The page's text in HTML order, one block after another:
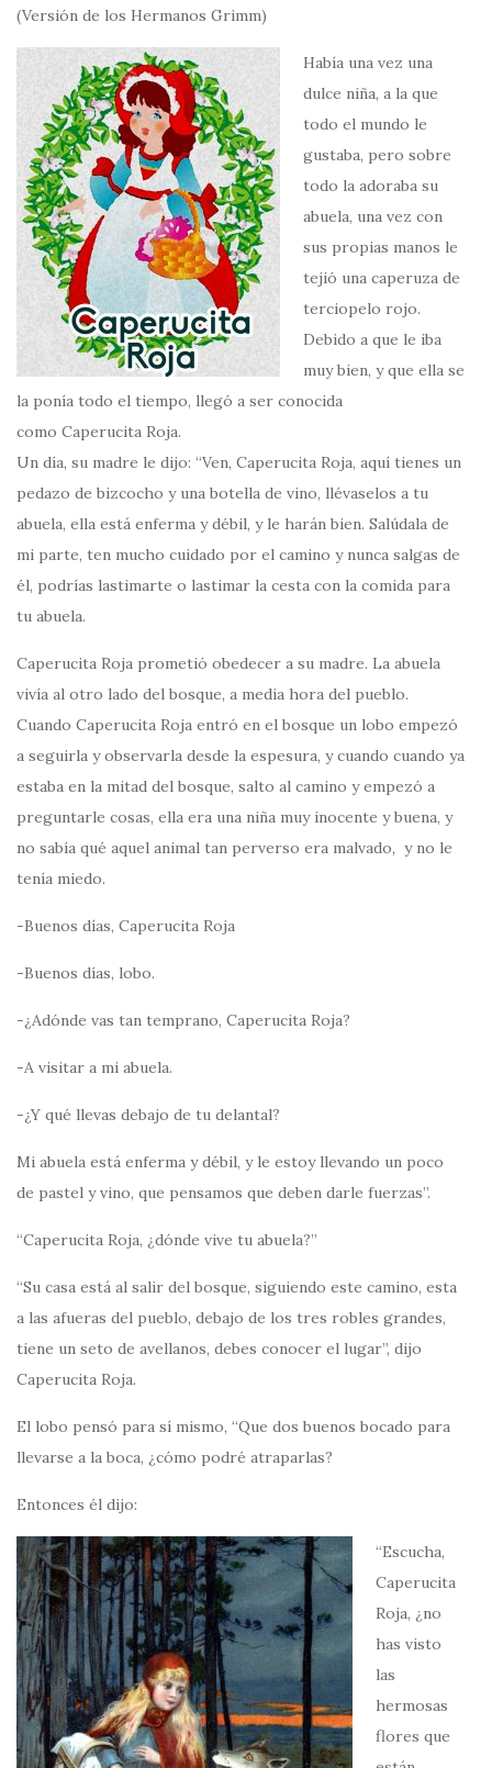
(Versión de los Hermanos Grimm)
Había una vez una
dulce niña, a la que
todo el mundo le
gustaba, pero sobre
todo la adoraba su
abuela, una vez con
sus propias manos le
tejió una caperuza de
terciopelo rojo.
Debido a que le iba
muy bien, y que ella se
la ponía todo el tiempo, llegó a ser conocida
como Caperucita Roja.
Un día, su madre le dijo: “Ven, Caperucita Roja, aquí tienes un
pedazo de bizcocho y una botella de vino, llévaselos a tu
abuela, ella está enferma y débil, y le harán bien. Salúdala de
mi parte, ten mucho cuidado por el camino y nunca salgas de
él, podrías lastimarte o lastimar la cesta con la comida para
tu abuela.
Caperucita Roja prometió obedecer a su madre. La abuela
vivía al otro lado del bosque, a media hora del pueblo.
Cuando Caperucita Roja entró en el bosque un lobo empezó
a seguirla y observarla desde la espesura, y cuando cuando ya
estaba en la mitad del bosque, salto al camino y empezó a
preguntarle cosas, ella era una niña muy inocente y buena, y
no sabía qué aquel animal tan perverso era malvado, y no le
tenía miedo.
-Buenos días, Caperucita Roja
-Buenos días, lobo.
-¿Adónde vas tan temprano, Caperucita Roja?
-A visitar a mi abuela.
-¿Y qué llevas debajo de tu delantal?
Mi abuela está enferma y débil, y le estoy llevando un poco
de pastel y vino, que pensamos que deben darle fuerzas”.
“Caperucita Roja, ¿dónde vive tu abuela?”
“Su casa está al salir del bosque, siguiendo este camino, esta
a las afueras del pueblo, debajo de los tres robles grandes,
tiene un seto de avellanos, debes conocer el lugar”, dijo
Caperucita Roja.
El lobo pensó para sí mismo, “Que dos buenos bocado para
llevarse a la boca, ¿cómo podré atraparlas?
Entonces él dijo:
“Escucha,
Caperucita
Roja, ¿no
has visto
las
hermosas
flores que